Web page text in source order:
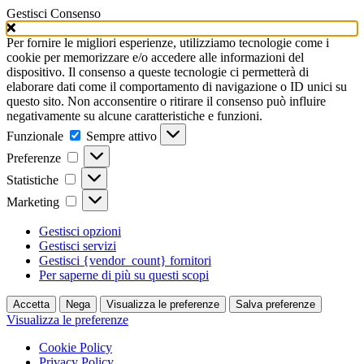
Gestisci Consenso
Per fornire le migliori esperienze, utilizziamo tecnologie come i
cookie per memorizzare e/o accedere alle informazioni del
dispositivo. Il consenso a queste tecnologie ci permetterà di
elaborare dati come il comportamento di navigazione o ID unici su
questo sito. Non acconsentire o ritirare il consenso può influire
negativamente su alcune caratteristiche e funzioni.
Funzionale
Funzionale
Sempre attivo
Preferenze
Preferenze
Statistiche Statistiche
Marketing Marketing
Gestisci opzioni
Gestisci servizi
Gestisci {vendor_count} fornitori
Per saperne di più su questi scopi
Accetta Nega Visualizza le preferenze Salva preferenze
Visualizza le preferenze
Cookie Policy